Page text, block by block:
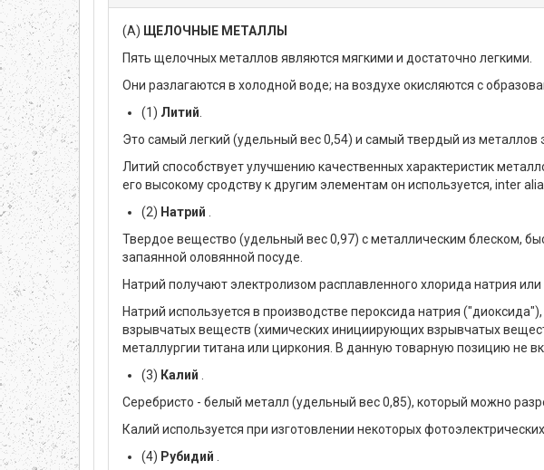
(А) ЩЕЛОЧНЫЕ МЕТАЛЛЫ
Пять щелочных металлов являются мягкими и достаточно легкими.
Они разлагаются в холодной воде; на воздухе окисляются с
(1) Литий
Это самый легкий (удельный вес 0,54) и самый твердый из металлов
Литий способствует улучшению качественных характеристик
его высокому сродству к другим элементам он используется, inter
(2) Натрий
Твердое вещество (удельный вес 0,97) с металлическим блеском,
запаянной оловянной посуде.
Натрий получают электролизом расплавленного хлорида натрия или
Натрий используется в производстве пероксида натрия
взрывчатых веществ (химических инициирующих взрывчатых
металлургии титана или циркония. В данную товарную позицию не
(3) Калий
Серебристо - белый металл (удельный вес 0,85), который можно
Калий используется при изготовлении некоторых
(4) Рубидий